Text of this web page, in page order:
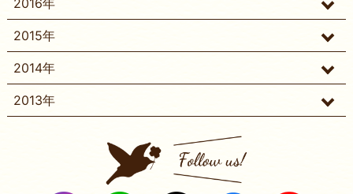
2016年
2015年
2014年
2013年